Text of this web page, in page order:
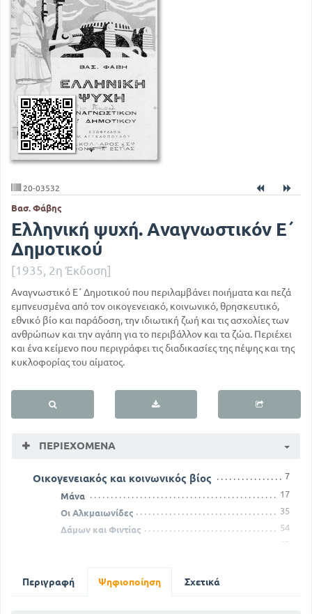
20-03532
Βασ. Φάβης
Ελληνική ψυχή. Αναγνωστικόν Ε΄
Δημοτικού
[1935, 2η Έκδοση]
Αναγνωστικό Ε΄ Δημοτικού που περιλαμβάνει ποιήματα και πεζά
εμπνευσμένα από τον οικογενειακό, κοινωνικό, θρησκευτικό,
εθνικό βίο και παράδοση, την ιδιωτική ζωή και τις ασχολίες των
ανθρώπων και την αγάπη για το περιβάλλον και τα ζώα. Περιέχει
και ένα κείμενο που περιγράφει τις διαδικασίες της πέψης και της
κυκλοφορίας του αίματος.
ΠΕΡΙΕΧΌΜΕΝΑ
Οικογενειακός και κοινωνικός βίος 7
Μάνα
17
Οι Αλκμαιωνίδες
35
Δάμων και Φιντίας
54
83
Εκπολιτιστικός βίος
Περιγραφή Ψηφιοποίηση Σχετικά